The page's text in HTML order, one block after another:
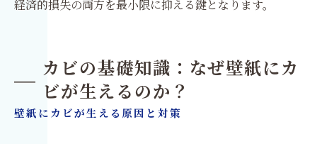
経済的損失の両方を最小限に抑える鍵となります。
カビの基礎知識：なぜ壁紙にカ
ビが生えるのか？
壁紙にカビが生える原因と対策